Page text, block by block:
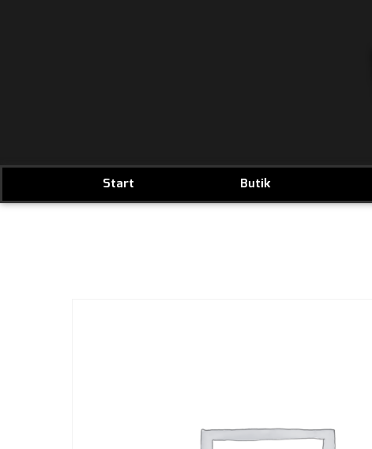
Start Butik